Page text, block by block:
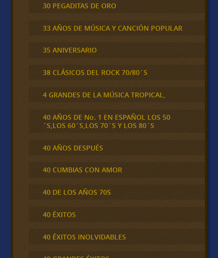
30 PEGADITAS DE ORO
33 AÑOS DE MÚSICA Y CANCIÓN POPULAR
35 ANIVERSARIO
38 CLÁSICOS DEL ROCK 70/80´S
4 GRANDES DE LA MÚSICA TROPICAL,
40 AÑOS DE No. 1 EN ESPAÑOL LOS 50
´S,LOS 60´S,LOS 70´S Y LOS 80´S
40 AÑOS DESPUÉS
40 CUMBIAS CON AMOR
40 DE LOS AÑOS 70S
40 ÉXITOS
40 ÉXITOS INOLVIDABLES